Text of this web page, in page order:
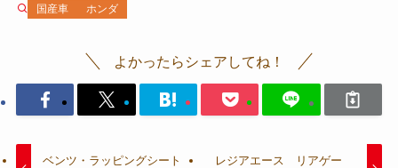
国産車 ホンダ
よかったらシェアしてね！
ベンツ・ラッピングシート
レジアエース リアゲー